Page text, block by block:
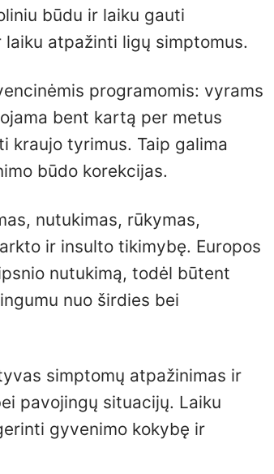
būdu ir laiku gauti
atpažinti ligų simptomus.
programomis: vyrams
bent kartą per metus
kraujo tyrimus. Taip galima
būdo korekcijas.
nutukimas, rūkymas,
ir insulto tikimybę. Europos
nutukimą, todėl būtent
nuo širdies bei
simptomų atpažinimas ir
pavojingų situacijų. Laiku
gyvenimo kokybę ir